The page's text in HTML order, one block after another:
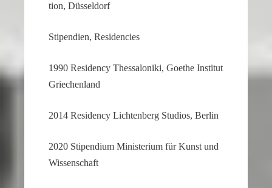
tion, Düsseldorf
Stipen­dien, Residencies
1990 Residency Thessa­lo­niki, Goethe Institut
Griechenland
2014 Residency Lichten­berg Studios, Berlin
2020 Stipen­dium Minis­te­rium für Kunst und
Wissenschaft